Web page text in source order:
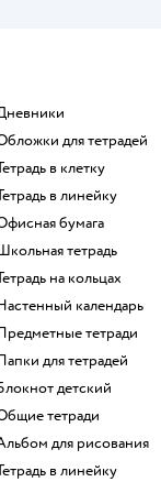
Дневники
Обложки для тетрадей
Тетрадь в клетку
Тетрадь в линейку
Офисная бумага
Школьная тетрадь
Тетрадь на кольцах
Настенный календарь
Предметные тетради
Папки для тетрадей
Блокнот детский
Общие тетради
Альбом для рисования
Тетрадь в линейку